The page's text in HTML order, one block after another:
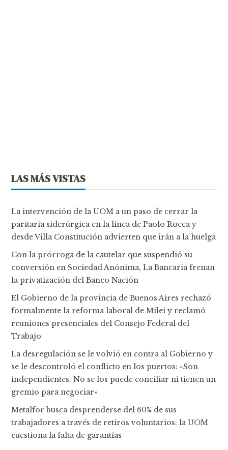
LAS MÁS VISTAS
La intervención de la UOM a un paso de cerrar la
paritaria siderúrgica en la línea de Paolo Rocca y
desde Villa Constitución advierten que irán a la huelga
Con la prórroga de la cautelar que suspendió su
conversión en Sociedad Anónima, La Bancaria frenan
la privatización del Banco Nación
El Gobierno de la provincia de Buenos Aires rechazó
formalmente la reforma laboral de Milei y reclamó
reuniones presenciales del Consejo Federal del
Trabajo
La desregulación se le volvió en contra al Gobierno y
se le descontroló el conflicto en los puertos: «Son
independientes. No se los puede conciliar ni tienen un
gremio para negociar»
Metalfor busca desprenderse del 60% de sus
trabajadores a través de retiros voluntarios: la UOM
cuestiona la falta de garantías